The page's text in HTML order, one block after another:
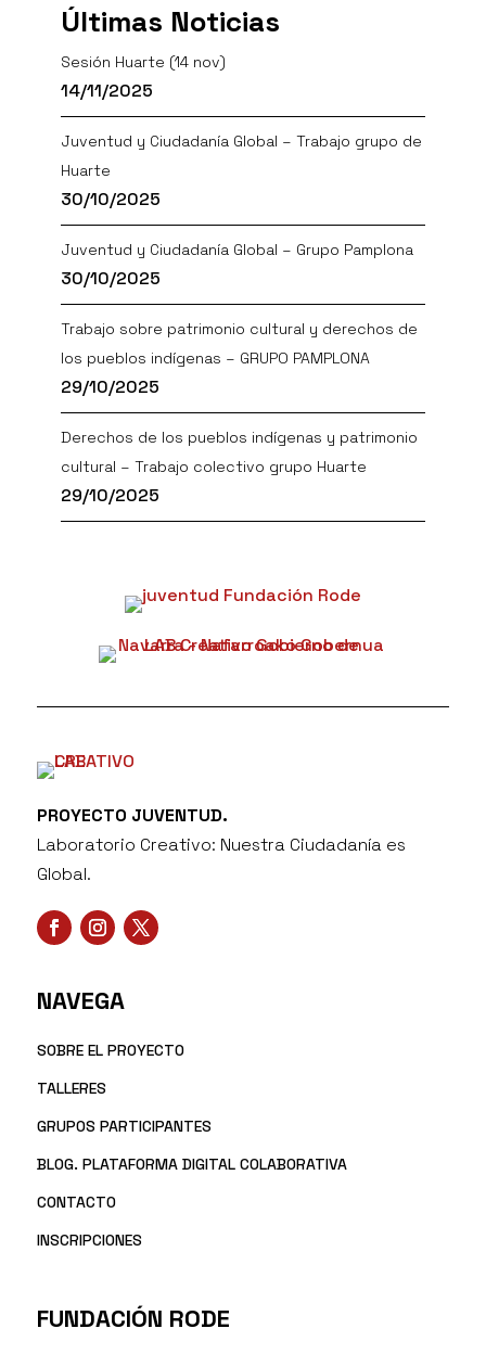
Últimas Noticias
Sesión Huarte (14 nov)
14/11/2025
Juventud y Ciudadanía Global – Trabajo grupo de
Huarte
30/10/2025
Juventud y Ciudadanía Global – Grupo Pamplona
30/10/2025
Trabajo sobre patrimonio cultural y derechos de
los pueblos indígenas – GRUPO PAMPLONA
29/10/2025
Derechos de los pueblos indígenas y patrimonio
cultural – Trabajo colectivo grupo Huarte
29/10/2025
PROYECTO JUVENTUD.
Laboratorio Creativo: Nuestra Ciudadanía es
Global.
NAVEGA
SOBRE EL PROYECTO
TALLERES
GRUPOS PARTICIPANTES
BLOG. PLATAFORMA DIGITAL COLABORATIVA
CONTACTO
INSCRIPCIONES
FUNDACIÓN RODE